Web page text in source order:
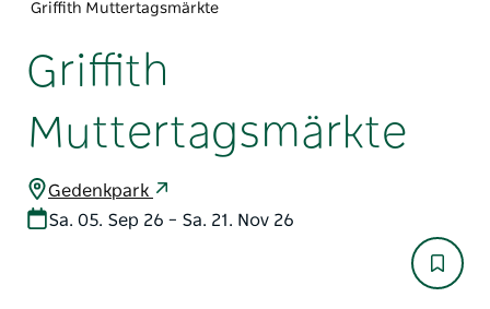
Griffith Muttertagsmärkte
Griffith
Muttertagsmärkte
Gedenkpark
Sa. 05. Sep 26 – Sa. 21. Nov 26